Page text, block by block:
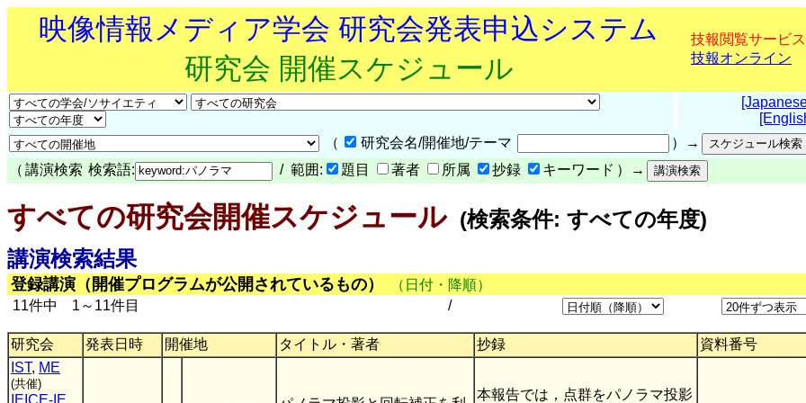
映像情報メディア学会 研究会発表申込システム
研究会 開催スケジュール
技報閲覧サービス
技報オンライン
（
研究会名/開催地/テーマ
）→
（ 講演検索 検索語: / 範囲: 題目 著者 所属 抄録 キーワード ）→
すべての研究会開催スケジュール(検索条件: すべての年度)
講演検索結果
登録講演（開催プログラムが公開されているもの）
（日付・降順）
11件中 1～11件目
/
研究会 発表日時 開催地 タイトル・著者 抄録
資料番号
IST, ME
(共催)
IEICE-IE,
本報告では，点群をパノラマ投影